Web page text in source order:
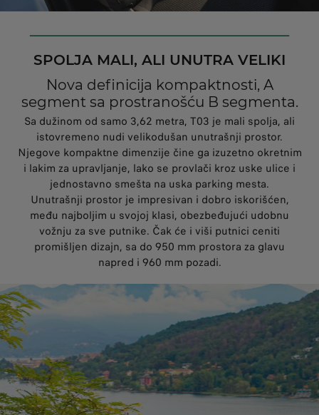
SPOLJA MALI, ALI UNUTRA VELIKI
Nova definicija kompaktnosti, A
segment sa prostranošću B segmenta.
Sa dužinom od samo 3,62 metra, T03 je mali spolja, ali
istovremeno nudi velikodušan unutrašnji prostor.
Njegove kompaktne dimenzije čine ga izuzetno okretnim
i lakim za upravljanje, lako se provlači kroz uske ulice i
jednostavno smešta na uska parking mesta.
Unutrašnji prostor je impresivan i dobro iskorišćen,
među najboljim u svojoj klasi, obezbeđujući udobnu
vožnju za sve putnike. Čak će i viši putnici ceniti
promišljen dizajn, sa do 950 mm prostora za glavu
napred i 960 mm pozadi.